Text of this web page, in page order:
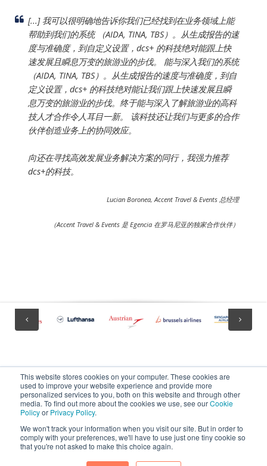
This website stores cookies on your computer. These cookies are
used to improve your website experience and provide more
personalized services to you, both on this website and through other
media. To find out more about the cookies we use, see ourCookie
Policyor Privacy Policy.
We won't track your information when you visit our site. But in order to
comply with your preferences, we'll have to use just one tiny cookie so
that you're not asked to make this choice again.
[...] 我可以很明确地告诉你我们已经找到在业务领域上能
帮助到我们的系统 （AIDA, TINA, TBS）。从生成报告的速
度与准确度，到自定义设置，dcs+ 的科技绝对能跟上快
速发展且瞬息万变的旅游业的步伐。 能与深入我们的系统
（AIDA, TINA, TBS）。从生成报告的速度与准确度，到自
定义设置，dcs+ 的科技绝对能让我们跟上快速发展且瞬
息万变的旅游业的步伐。终于能与深入了解旅游业的高科
技人才合作令人耳目一新。 该科技还让我们与更多的合作
伙伴创造业务上的协同效应。
向还在寻找高效发展业务解决方案的同行，我强力推荐
dcs+的科技。
Lucian Boronea, Accent Travel & Events 总经理
（Accent Travel & Events 是 Egencia 在罗马尼亚的独家合作伙伴）
dcs plus is a registered trademark in the European Union.
Copyright 2025 dcs plus. All rights reserved.